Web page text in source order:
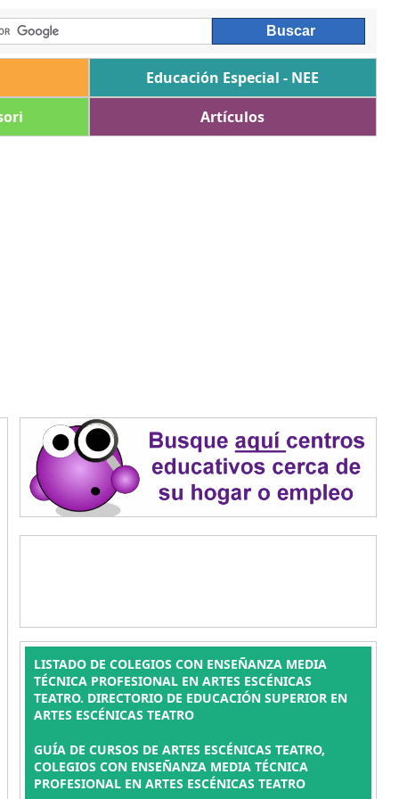
Educación Especial - NEE
Artículos
LISTADO DE COLEGIOS CON ENSEÑANZA MEDIA
TÉCNICA PROFESIONAL EN ARTES ESCÉNICAS
TEATRO. DIRECTORIO DE EDUCACIÓN SUPERIOR EN
ARTES ESCÉNICAS TEATRO
GUÍA DE CURSOS DE ARTES ESCÉNICAS TEATRO,
COLEGIOS CON ENSEÑANZA MEDIA TÉCNICA
PROFESIONAL EN ARTES ESCÉNICAS TEATRO